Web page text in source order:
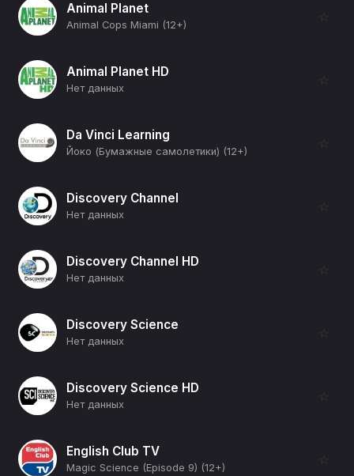
Animal Planet
Animal Cops Miami (12+)
☆
Animal Planet HD
Нет данных
☆
Da Vinci Learning
Йоко (Бумажные самолетики) (12+)
☆
Discovery Channel
Нет данных
☆
Discovery Channel HD
Нет данных
☆
Discovery Science
Нет данных
☆
Discovery Science HD
Нет данных
☆
English Club TV
Magic Science (Episode 9) (12+)
☆